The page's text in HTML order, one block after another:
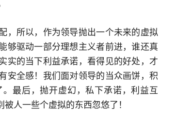
，所以，作为领导抛出一个未来的虚拟
够驱动一部分理想主义者前进，谁还真
实的当下利益承诺，看得见的好处，才
安全感！我们面对领导的当众画饼，积
最后，抛开虚幻，私下承诺，利益互
人一些个虚拟的东西忽悠了！